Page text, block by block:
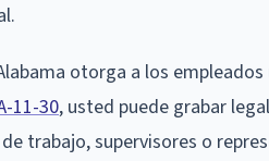
otorga a los
11-30, usted puede grabar
trabajo, supervisores o